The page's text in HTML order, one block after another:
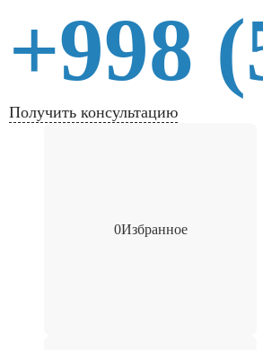
+998
Получить консультацию
0Избранное